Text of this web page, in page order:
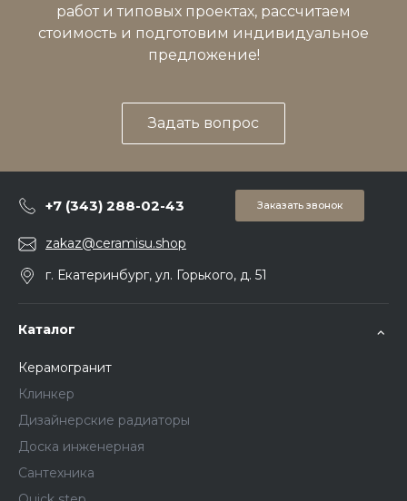
работ и типовых проектах, рассчитаем
стоимость и подготовим индивидуальное
предложение!
Задать вопрос
+7 (343) 288-02-43 Заказать звонок
zakaz@ceramisu.shop
г. Екатеринбург, ул. Горького, д. 51
Каталог
Керамогранит
Клинкер
Дизайнерские радиаторы
Доска инженерная
Сантехника